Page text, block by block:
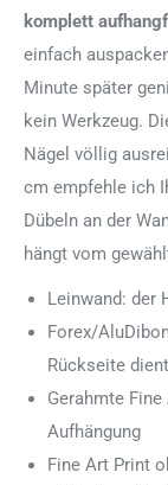
komplett
einfach
Minute später
kein Werkzeug.
Nägel völlig
cm empfehle ich
Dübeln an der
hängt vom
Leinwand: der
Forex/
Rückseite
Gerahmte
Aufhängung
Fine Art Print